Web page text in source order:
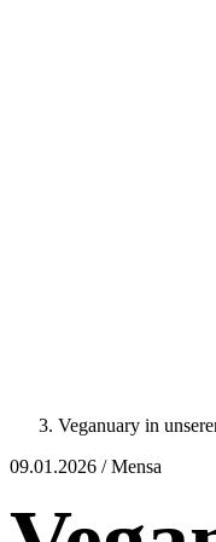
Veganuary in
09.01.2026 / Mensa